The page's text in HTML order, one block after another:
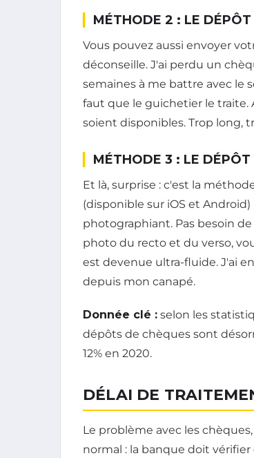
MÉTHODE 2 : LE DÉPÔT
Vous pouvez aussi envoyer
déconseille. J'ai perdu un
semaines à me battre avec le
faut que le guichetier le traite.
soient disponibles. Trop long,
MÉTHODE 3 : LE
Et là, surprise : c'est la
(disponible sur iOS et
photographiant. Pas besoin
photo du recto et du verso,
est devenue ultra-fluide. J'ai
depuis mon canapé.
Donnée clé : selon les
dépôts de chèques sont
12% en 2020.
DÉLAI DE
Le problème avec les
normal : la banque doit